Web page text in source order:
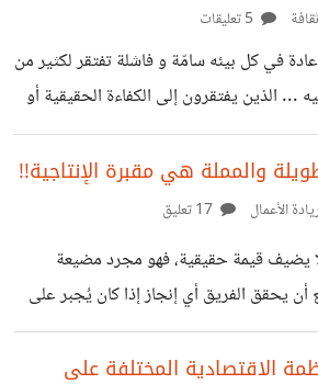
ثقافة
في كل بيئه سامّة و فاشلة تفتقر لكثير من
... الذين يفتقرون إلى الكفاءة الحقيقية أو
الجرأة في مواجهة التحديات. المتملق لا يسعى لبناء علاقات
فعلية، بل ينسج شبكات من الأكاذيب
بهدف تحقيق مكاسب شخصية على حساب
مؤهلين للتمييز بين الأداء الحقيقي والكلمات المعسولة. لكن،
تنهار الأقنعة، ويظهر المتملق على
بلا إنجازات ولا احترام. التقدير الحقيقي
والمملة هي مقبرة الإنتاجية!!
الأعمال
يضيف قيمة حقيقية، فهو مجرد مضيعة
يحقق الفريق أي إنجاز إذا كان يُجبر على
نقاشات عقيمة، دون نتائج ملموسة؟ هذه
محطة لقتل الحماس والإبداع، وتمنح
الاقتصادية المختلفة على